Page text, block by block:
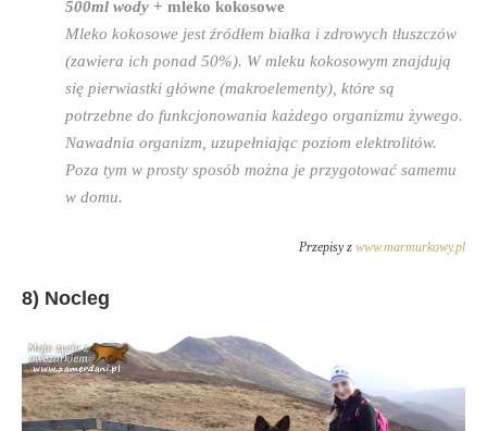
500ml wody + mleko kokosowe
Mleko kokosowe jest źródłem białka i zdrowych tłuszczów
(zawiera ich ponad 50%). W mleku kokosowym znajdują
się pierwiastki główne (makroelementy), które są
potrzebne do funkcjonowania każdego organizmu żywego.
Nawadnia organizm, uzupełniając poziom elektrolitów.
Poza tym w prosty sposób można je przygotować samemu
w domu.
Przepisy z www.marmurkowy.pl
8) Nocleg